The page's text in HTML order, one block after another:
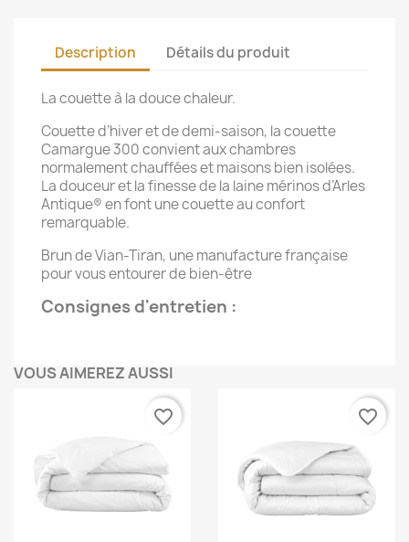
Description Détails du produit
La couette à la douce chaleur.
Couette d’hiver et de demi-saison, la couette
Camargue 300 convient aux chambres
normalement chauffées et maisons bien isolées.
La douceur et la finesse de la laine mérinos d’Arles
Antique® en font une couette au confort
remarquable.
Brun de Vian-Tiran, une manufacture française
pour vous entourer de bien-être
Consignes d'entretien :
VOUS AIMEREZ AUSSI
favorite_border favorite_border